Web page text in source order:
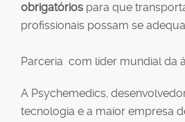
obrigatórios para que
profissionais possam se
Parceria com líder mundial da
A Psychemedics,
tecnologia e a maior empresa